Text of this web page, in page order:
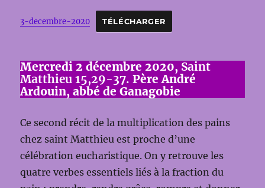
3-decembre-2020 TÉLÉCHARGER
Mercredi 2 décembre 2020, Saint
Matthieu 15,29-37. Père André
Ardouin, abbé de Ganagobie
Ce second récit de la multiplication des pains
chez saint Matthieu est proche d’une
célébration eucharistique. On y retrouve les
quatre verbes essentiels liés à la fraction du